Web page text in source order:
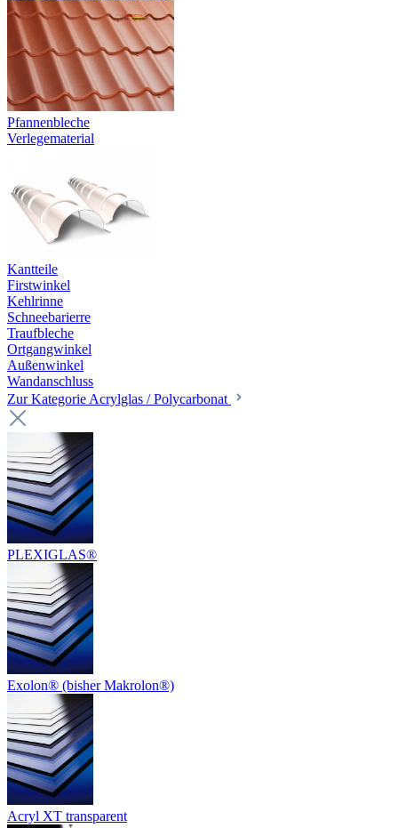
Pfannenbleche
Verlegematerial
Kantteile
Firstwinkel
Kehlrinne
Schneebarierre
Traufbleche
Ortgangwinkel
Außenwinkel
Wandanschluss
Zur Kategorie Acrylglas / Polycarbonat
PLEXIGLAS®
Exolon® (bisher Makrolon®)
Acryl XT transparent